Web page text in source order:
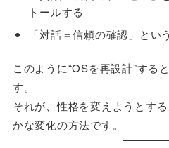
トールする
「対話＝信頼の確認」とい
このように“OSを再設計”する
す。
それが、性格を変えようとす
かな変化の方法です。